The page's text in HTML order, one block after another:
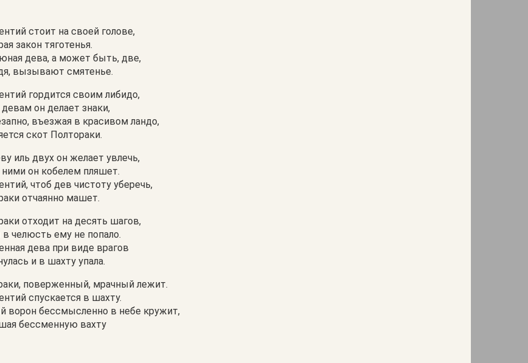
стоит на своей голове,
закон тяготенья.
дева, а может быть, две,
вызывают смятенье.
гордится своим либидо,
он делает знаки,
въезжая в красивом ландо,
скот Полтораки.
иль двух он желает увлечь,
он кобелем пляшет.
чтоб дев чистоту уберечь,
отчаянно машет.
отходит на десять шагов,
челюсть ему не попало.
дева при виде врагов
и в шахту упала.
поверженный, мрачный лежит.
спускается в шахту.
ворон бессмысленно в небе кружит,
бессменную вахту